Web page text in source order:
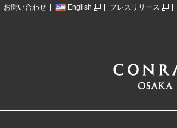
お問い合わせ English プレスリリース